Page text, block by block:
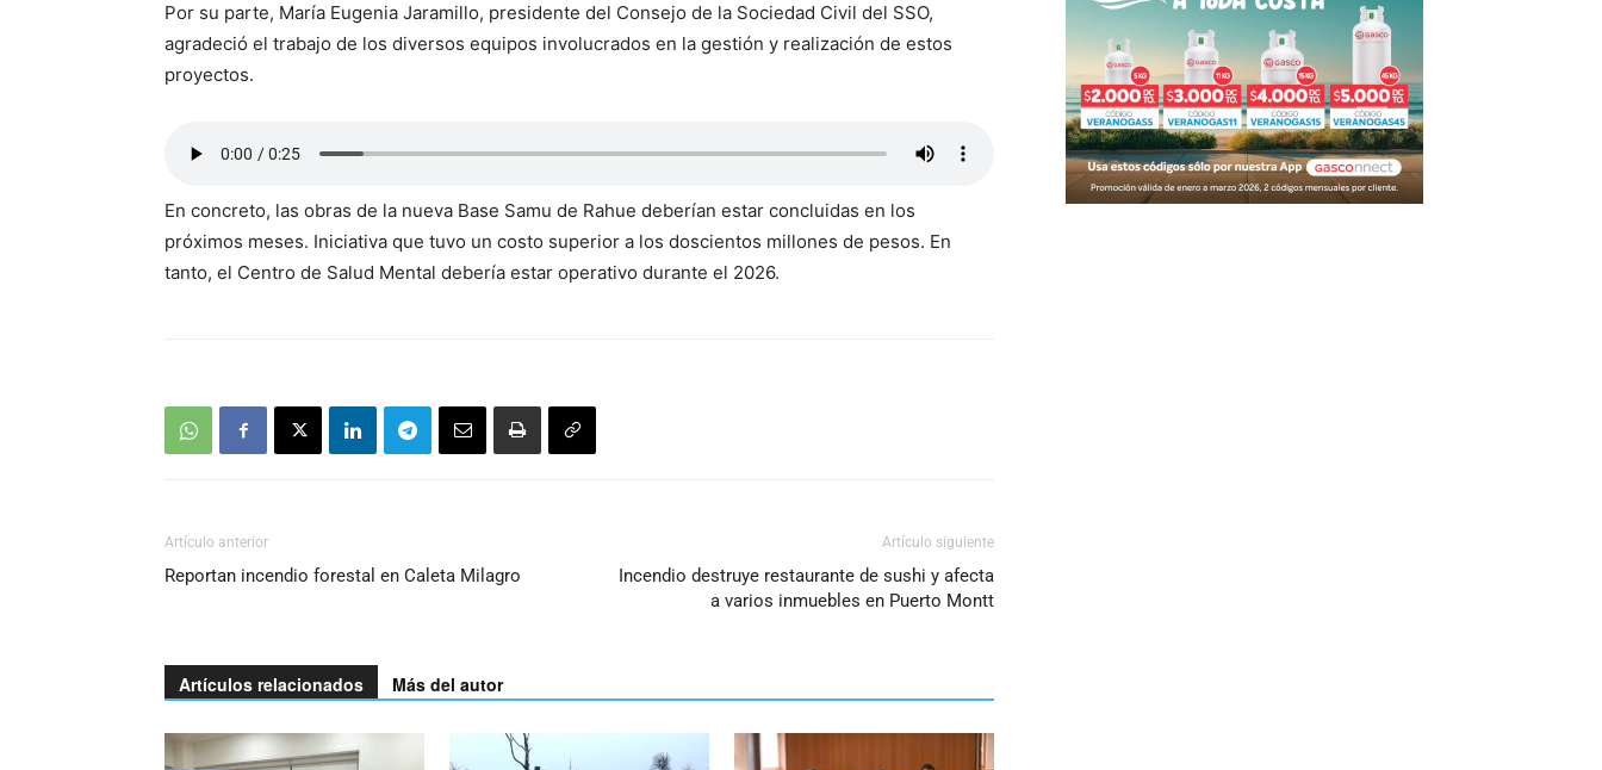
Por su parte, María Eugenia Jaramillo, presidente del Consejo de la Sociedad Civil del SSO,
agradeció el trabajo de los diversos equipos involucrados en la gestión y realización de estos
proyectos.
En concreto, las obras de la nueva Base Samu de Rahue deberían estar concluidas en los
próximos meses. Iniciativa que tuvo un costo superior a los doscientos millones de pesos. En
tanto, el Centro de Salud Mental debería estar operativo durante el 2026.
Artículo anterior
Reportan incendio forestal en Caleta Milagro
Artículo siguiente
Incendio destruye restaurante de sushi y afecta
a varios inmuebles en Puerto Montt
Artículos relacionados Más del autor